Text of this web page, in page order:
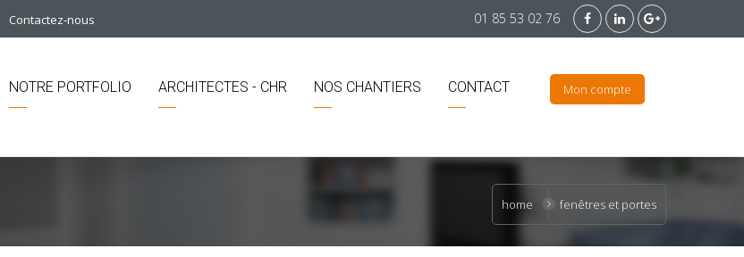
Contactez-nous 01 85 53 02 76
NOTRE PORTFOLIO ARCHITECTES - CHR NOS CHANTIERS CONTACT Mon compte
home fenêtres et portes